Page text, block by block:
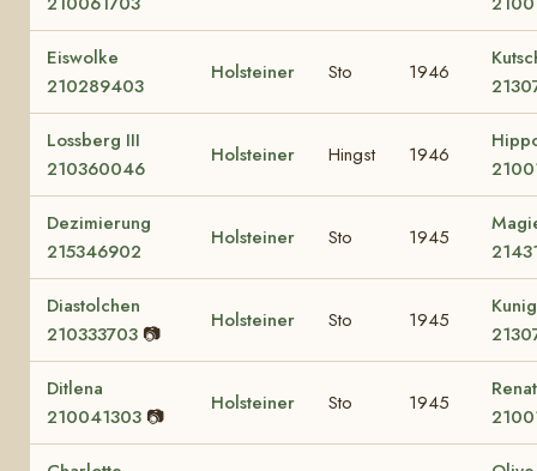
Eiswolke
210289403
Holsteiner Sto 1946
Lossberg III
210360046
Holsteiner Hingst 1946
Dezimierung
215346902
Holsteiner Sto 1945
Diastolchen
210333703 📷
Holsteiner Sto 1945
Ditlena
210041303 📷
Holsteiner Sto 1945